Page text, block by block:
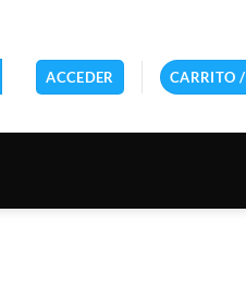
ACCEDER CARRITO /